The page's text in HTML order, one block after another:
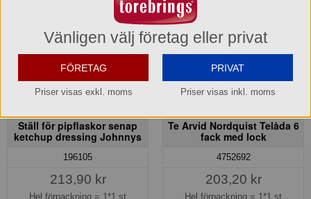
Ställ för pipflaskor senap
ketchup dressing Johnnys
196105
213,90 kr
Hel förpackning = 1*1 st
Te Arvid Nordquist Telåda 6
fack med lock
4752692
203,20 kr
Hel förpackning = 1*1 st
Vänligen välj företag eller privat
FÖRETAG
Priser visas exkl. moms
PRIVAT
Priser visas inkl. moms